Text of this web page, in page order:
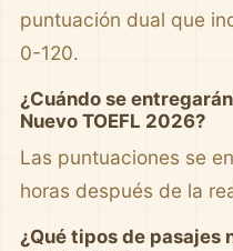
puntuación dual que
0-120.
¿Cuándo se
Nuevo TOEFL 2026?
Las puntuaciones se
horas después de la
¿Qué tipos de pasajes